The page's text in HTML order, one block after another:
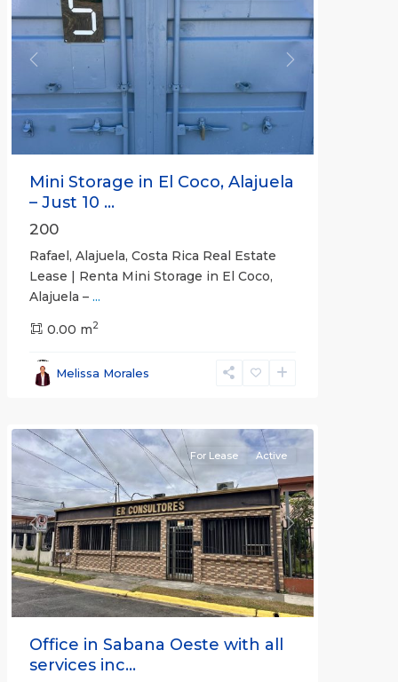
Previous Next
Mini Storage in El Coco, Alajuela
– Just 10 ...
200
Rafael, Alajuela, Costa Rica Real Estate
Lease | Renta Mini Storage in El Coco,
Alajuela – ...
0.00 m2
Melissa Morales
San
San
José
Previous Next
For Lease Active
Office in Sabana Oeste with all
services inc...